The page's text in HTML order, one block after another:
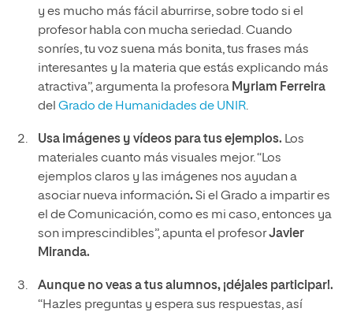
y es mucho más fácil aburrirse, sobre todo si el
profesor habla con mucha seriedad. Cuando
sonríes, tu voz suena más bonita, tus frases más
interesantes y la materia que estás explicando más
atractiva”, argumenta la profesora Myriam Ferreira
del Grado de Humanidades de UNIR.
Usa imágenes y vídeos para tus ejemplos. Los
materiales cuanto más visuales mejor. “Los
ejemplos claros y las imágenes nos ayudan a
asociar nueva información. Si el Grado a impartir es
el de Comunicación, como es mi caso, entonces ya
son imprescindibles”, apunta el profesorJavier
Miranda.
Aunque no veas a tus alumnos, ¡déjales participar!.
“Hazles preguntas y espera sus respuestas, así